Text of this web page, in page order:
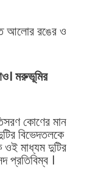
আলোর রঙের ও
মরুভূমির
কোণের মান
বিভেদতলকে
মাধ্যম দুটির
প্রতিবিম্ব ।